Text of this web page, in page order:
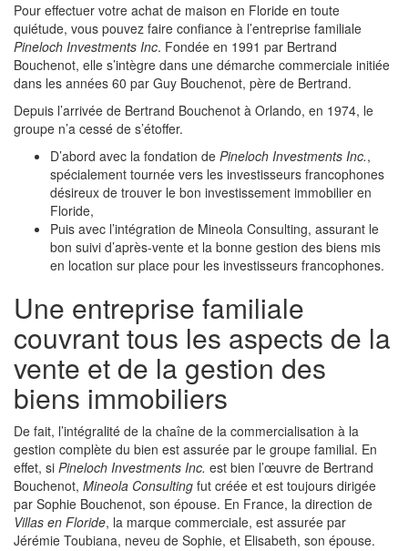
Pour effectuer votre achat de maison en Floride en toute
quiétude, vous pouvez faire confiance à l’entreprise familiale
Pineloch Investments Inc. Fondée en 1991 par Bertrand
Bouchenot, elle s’intègre dans une démarche commerciale initiée
dans les années 60 par Guy Bouchenot, père de Bertrand.
Depuis l’arrivée de Bertrand Bouchenot à Orlando, en 1974, le
groupe n’a cessé de s’étoffer.
D’abord avec la fondation de Pineloch Investments Inc.,
spécialement tournée vers les investisseurs francophones
désireux de trouver le bon investissement immobilier en
Floride,
Puis avec l’intégration de Mineola Consulting, assurant le
bon suivi d’après-vente et la bonne gestion des biens mis
en location sur place pour les investisseurs francophones.
Une entreprise familiale
couvrant tous les aspects de la
vente et de la gestion des
biens immobiliers
De fait, l’intégralité de la chaîne de la commercialisation à la
gestion complète du bien est assurée par le groupe familial. En
effet, si Pineloch Investments Inc. est bien l’œuvre de Bertrand
Bouchenot, Mineola Consulting fut créée et est toujours dirigée
par Sophie Bouchenot, son épouse. En France, la direction de
Villas en Floride, la marque commerciale, est assurée par
Jérémie Toubiana, neveu de Sophie, et Elisabeth, son épouse.